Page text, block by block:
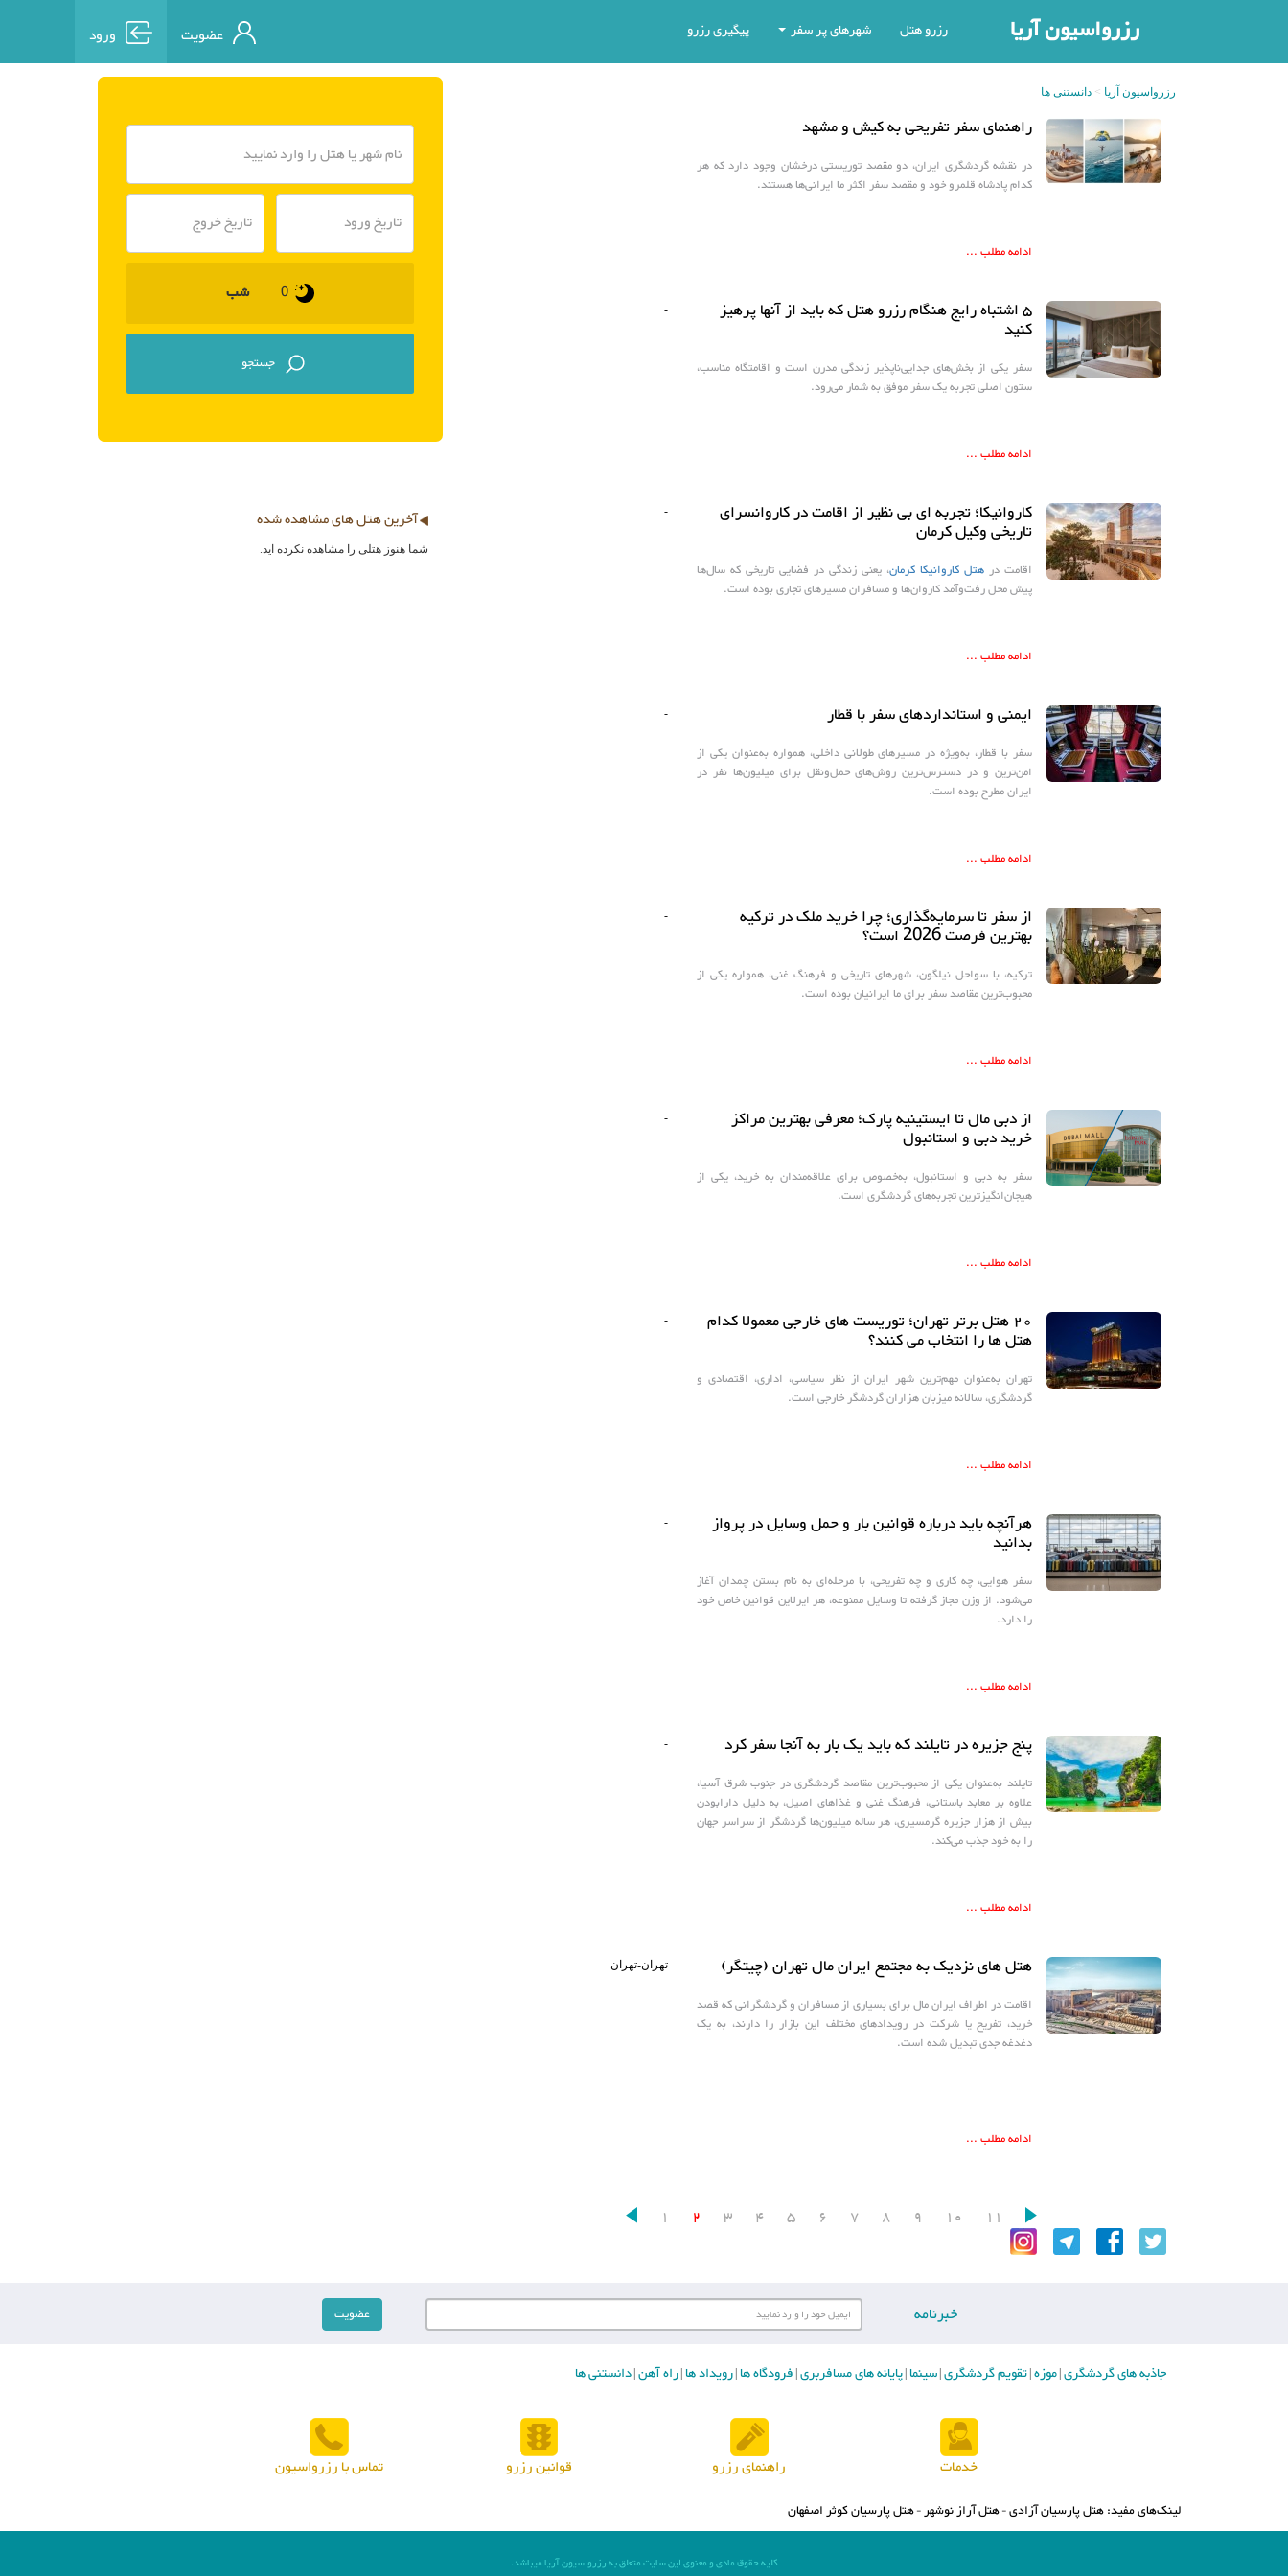
رزرواسیون آریا رزرو هتل شهرهای پر سفر پیگیری رزرو عضویت ورود
رزرواسیون آریا دانستنی ها
راهنمای سفر تفریحی به کیش و مشهد -
در نقشه گردشگری ایران، دو مقصد توریستی درخشان وجود دارد که هر
کدام پادشاه قلمرو خود و مقصد سفر اکثر ما ایرانی‌ها هستند.
ادامه مطلب ...
۵ اشتباه رایج هنگام رزرو هتل که باید از آنها پرهیز
کنید
-
سفر یکی از بخش‌های جدایی‌ناپذیر زندگی مدرن است و اقامتگاه مناسب،
ستون اصلی تجربه یک سفر موفق به شمار می‌رود.
ادامه مطلب ...
کاروانیکا؛ تجربه ای بی نظیر از اقامت در کاروانسرای
تاریخی وکیل کرمان
-
اقامت در هتل کاروانیکا کرمان، یعنی زندگی در فضایی تاریخی که سال‌ها
پیش محل رفت‌وآمد کاروان‌ها و مسافران مسیرهای تجاری بوده است.
ادامه مطلب ...
ایمنی و استانداردهای سفر با قطار -
سفر با قطار، به‌ویژه در مسیرهای طولانی داخلی، همواره به‌عنوان یکی از
امن‌ترین و در دسترس‌ترین روش‌های حمل‌ونقل برای میلیون‌ها نفر در
ایران مطرح بوده است.
ادامه مطلب ...
از سفر تا سرمایه‌گذاری؛ چرا خرید ملک در ترکیه
بهترین فرصت 2026 است؟
-
ترکیه، با سواحل نیلگون، شهرهای تاریخی و فرهنگ غنی، همواره یکی از
محبوب‌ترین مقاصد سفر برای ما ایرانیان بوده است.
ادامه مطلب ...
از دبی مال تا ایستینیه پارک؛ معرفی بهترین مراکز
خرید دبی و استانبول
-
سفر به دبی و استانبول، به‌خصوص برای علاقه‌مندان به خرید، یکی از
هیجان‌انگیزترین تجربه‌های گردشگری است.
ادامه مطلب ...
۲۰ هتل برتر تهران؛ توریست ‌های خارجی معمولا کدام
هتل ‌ها را انتخاب می ‌کنند؟
-
تهران به‌عنوان مهم‌ترین شهر ایران از نظر سیاسی، اداری، اقتصادی و
گردشگری، سالانه میزبان هزاران گردشگر خارجی است.
ادامه مطلب ...
هرآنچه باید درباره قوانین بار و حمل وسایل در پرواز
بدانید
-
سفر هوایی، چه کاری و چه تفریحی، با مرحله‌ای به نام بستن چمدان آغاز
می‌شود. از وزن مجاز گرفته تا وسایل ممنوعه، هر ایرلاین قوانین خاص خود
را دارد.
ادامه مطلب ...
پنج جزیره در تایلند که باید یک بار به آنجا سفر کرد -
تایلند به‌عنوان یکی از محبوب‌ترین مقاصد گردشگری در جنوب شرق آسیا،
علاوه بر معابد باستانی، فرهنگ غنی و غذاهای اصیل، به دلیل دارابودن
بیش از هزار جزیره گرمسیری، هر ساله میلیون‌ها گردشگر از سراسر جهان
را به خود جذب می‌کند.
ادامه مطلب ...
هتل های نزدیک به مجتمع ایران مال تهران (چیتگر) تهران-تهران
اقامت در اطراف ایران مال برای بسیاری از مسافران و گردشگرانی که قصد
خرید، تفریح یا شرکت در رویدادهای مختلف این بازار را دارند، به یک
دغدغه جدی تبدیل شده است.
ادامه مطلب ...
1 2 3 4 5 6 7 8 9 10 11
شب
آخرین هتل های مشاهده شده
شما هنوز هتلی را مشاهده نکرده اید.
خبرنامه
جاذبه های گردشگری|موزه|تقویم گردشگری|سینما|پایانه های مسافربری| فرودگاه ها|رویداد ها|راه آهن|دانستنی ها
خدمات راهنمای رزرو قوانین رزرو تماس با رزرواسیون
لینک‌های مفید:هتل پارسیان آزادی-هتل آراز نوشهر-هتل پارسیان کوثر اصفهان
کلیه حقوق مادی و معنوی این سایت متعلق به رزرواسیون آریا میباشد.